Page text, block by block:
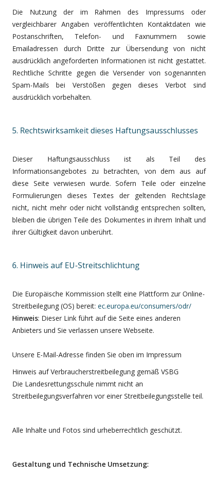
Die Nutzung der im Rahmen des Impressums oder
vergleichbarer Angaben veröffentlichten Kontaktdaten wie
Postanschriften, Telefon- und Faxnummern sowie
Emailadressen durch Dritte zur Übersendung von nicht
ausdrücklich angeforderten Informationen ist nicht gestattet.
Rechtliche Schritte gegen die Versender von sogenannten
Spam-Mails bei Verstößen gegen dieses Verbot sind
ausdrücklich vorbehalten.
5. Rechtswirksamkeit dieses Haftungsausschlusses
Dieser Haftungsausschluss ist als Teil des
Informationsangebotes zu betrachten, von dem aus auf
diese Seite verwiesen wurde. Sofern Teile oder einzelne
Formulierungen dieses Textes der geltenden Rechtslage
nicht, nicht mehr oder nicht vollständig entsprechen sollten,
bleiben die übrigen Teile des Dokumentes in ihrem Inhalt und
ihrer Gültigkeit davon unberührt.
6. Hinweis auf EU-Streitschlichtung
Die Europäische Kommission stellt eine Plattform zur Online-
Streitbeilegung (OS) bereit: ec.europa.eu/consumers/odr/
Hinweis: Dieser Link führt auf die Seite eines anderen
Anbieters und Sie verlassen unsere Webseite.
Unsere E-Mail-Adresse finden Sie oben im Impressum
Hinweis auf Verbraucherstreitbeilegung gemäß VSBG
Die Landesrettungsschule nimmt nicht an
Streitbeilegungsverfahren vor einer Streitbeilegungsstelle teil.
Alle Inhalte und Fotos sind urheberrechtlich geschützt.
Gestaltung und Technische Umsetzung: